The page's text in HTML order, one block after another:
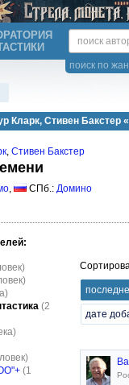
поиск по
Кларк, Стивен Бакстер
, Стивен Бакстер
, СПб.: Домино
(2
(1
дате